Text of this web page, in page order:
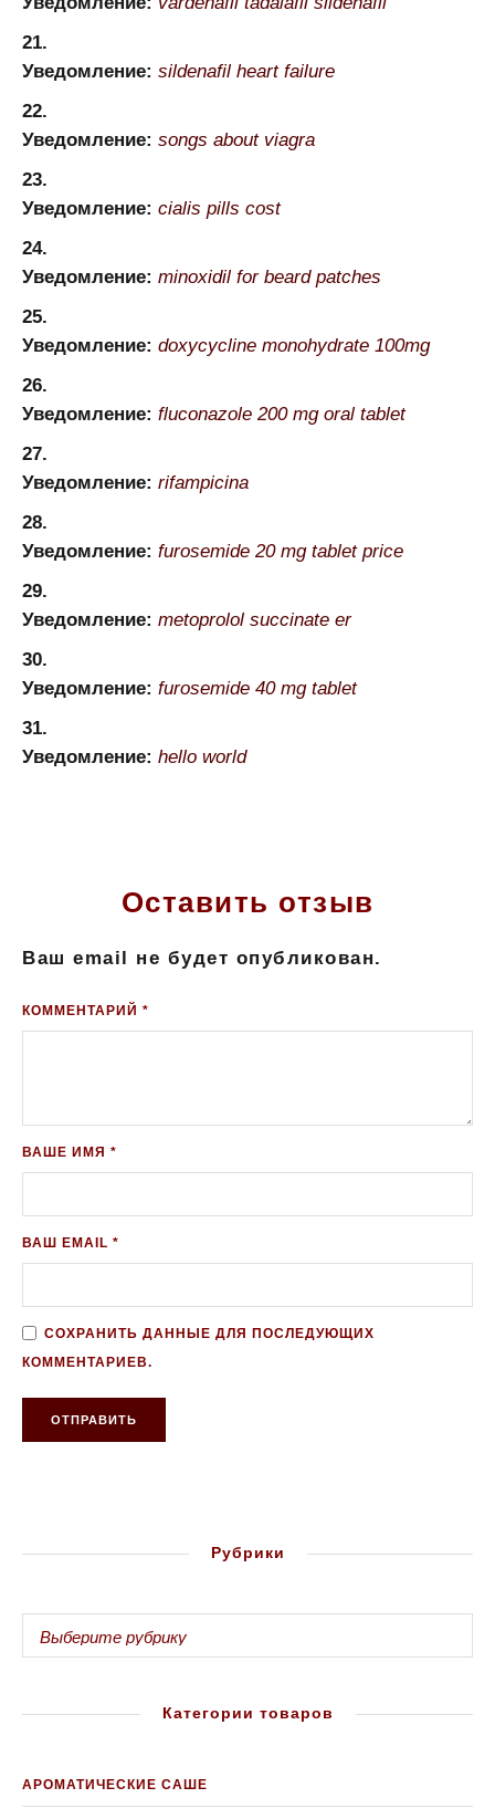
Уведомление: sildenafil heart failure
Уведомление: songs about viagra
Уведомление: cialis pills cost
Уведомление: minoxidil for beard patches
Уведомление: doxycycline monohydrate 100mg
Уведомление: fluconazole 200 mg oral tablet
Уведомление: rifampicina
Уведомление: furosemide 20 mg tablet price
Уведомление: metoprolol succinate er
Уведомление: furosemide 40 mg tablet
Уведомление: hello world
Оставить отзыв
Ваш email не будет опубликован.
КОММЕНТАРИЙ *
ВАШЕ ИМЯ *
ВАШ EMAIL *
СОХРАНИТЬ ДАННЫЕ ДЛЯ ПОСЛЕДУЮЩИХ
КОММЕНТАРИЕВ.
Рубрики
Категории товаров
АРОМАТИЧЕСКИЕ САШЕ